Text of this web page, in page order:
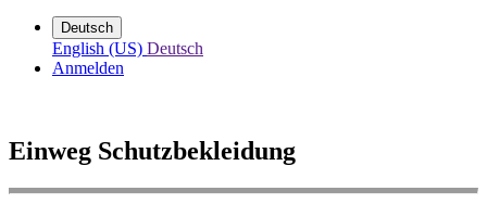
Deutsch
English (US) Deutsch
Anmelden
Einweg Schutzbekleidung